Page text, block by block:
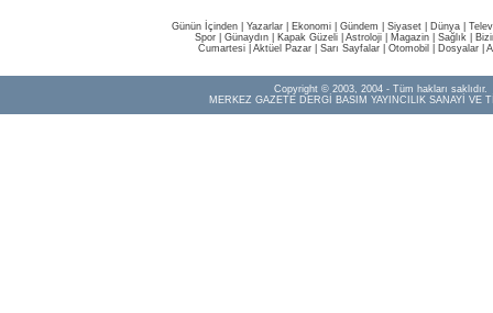
Günün İçinden Yazarlar Ekonomi Gündem Siyaset Dünya |
Spor
Günaydın Kapak Güzeli Astroloji Magazin Sağlık
Cumartesi| Aktüel Pazar| Sarı Sayfalar| Otomobil Dosyalar|
Copyright © 2003, 2004 - Tüm hakları saklıdır.
MERKEZ GAZETE DERGİ BASIM YAYINCILIK SANAYİ VE